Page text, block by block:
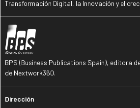
Transformación Digital, la Innovación y el
BPS (Business Publications Spain), editora
de Nextwork360.
Dirección